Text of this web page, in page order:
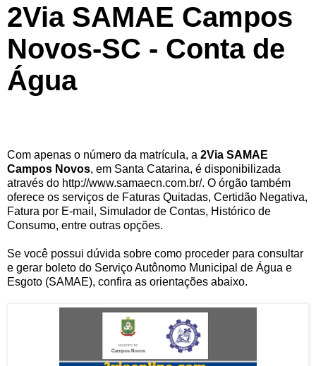
2Via SAMAE Campos
Novos-SC - Conta de
Água
Com apenas o número da matrícula, a 2Via SAMAE
Campos Novos, em Santa Catarina, é disponibilizada
através do http://www.samaecn.com.br/. O órgão também
oferece os serviços de Faturas Quitadas, Certidão Negativa,
Fatura por E-mail, Simulador de Contas, Histórico de
Consumo, entre outras opções.
Se você possui dúvida sobre como proceder para consultar
e gerar boleto do Serviço Autônomo Municipal de Água e
Esgoto (SAMAE), confira as orientações abaixo.